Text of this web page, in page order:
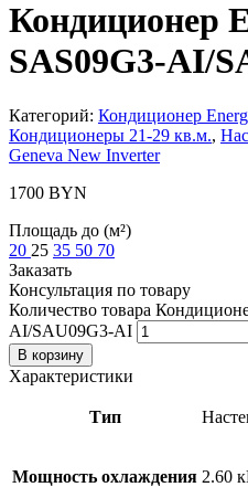
Кондиционер
SAS09G3-AI/
Категорий: Кондиционер
Кондиционеры 21-29 кв.м.,
Geneva New Inverter
1700 BYN
Площадь до (м²)
20 25 35 50 70
Заказать
Консультация по товару
Количество товара
AI/SAU09G3-AI
В корзину
Характеристики
Тип
Мощность охлаждения 2.60